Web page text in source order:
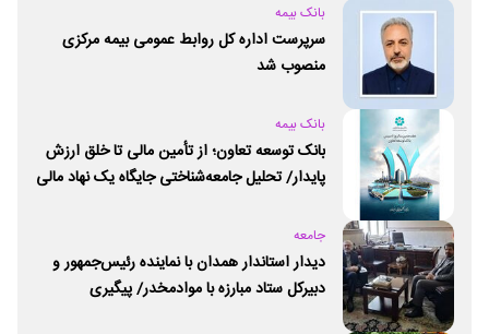
بانک بیمه
سرپرست اداره کل روابط عمومی بیمه مرکزی
منصوب شد
بانک بیمه
بانک توسعه تعاون؛ از تأمین مالی تا خلق ارزش
پایدار/ تحلیل جامعه‌شناختی جایگاه یک نهاد مالی
جامعه
دیدار استاندار همدان با نماینده رئیس‌جمهور و
دبیرکل ستاد مبارزه با موادمخدر/ پیگیری